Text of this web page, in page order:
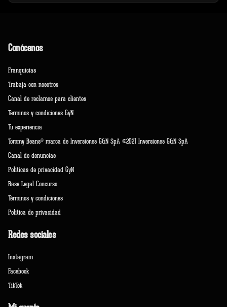
Conócenos
Franquicias
Trabaja con nosotros
Canal de reclamos para clientes
Terminos y condiciones GyN
Tu experiencia
Tommy Beans® marca de Inversiones G&N SpA ©2021 Inversiones G&N SpA
Canal de denuncias
Políticas de privacidad GyN
Base Legal Concurso
Términos y condiciones
Política de privacidad
Redes sociales
Instagram
Facebook
TikTok